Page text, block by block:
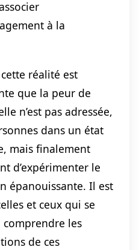
à la
réalité est
que la peur de
n’est pas adressée,
dans un état
mais finalement
d’expérimenter le
épanouissante. Il est
et ceux qui se
comprendre les
de ces